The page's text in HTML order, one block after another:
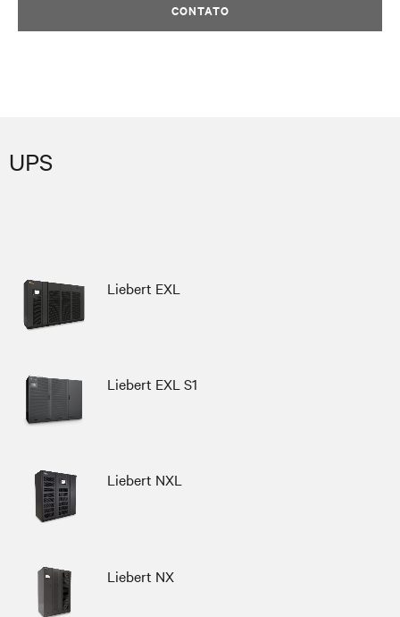
CONTATO
UPS
Liebert EXL
Liebert EXL S1
Liebert NXL
Liebert NX